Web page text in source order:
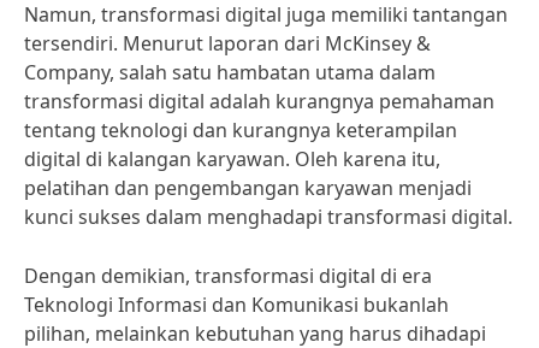
Namun, transformasi digital juga memiliki tantangan
tersendiri. Menurut laporan dari McKinsey &
Company, salah satu hambatan utama dalam
transformasi digital adalah kurangnya pemahaman
tentang teknologi dan kurangnya keterampilan
digital di kalangan karyawan. Oleh karena itu,
pelatihan dan pengembangan karyawan menjadi
kunci sukses dalam menghadapi transformasi digital.
Dengan demikian, transformasi digital di era
Teknologi Informasi dan Komunikasi bukanlah
pilihan, melainkan kebutuhan yang harus dihadapi